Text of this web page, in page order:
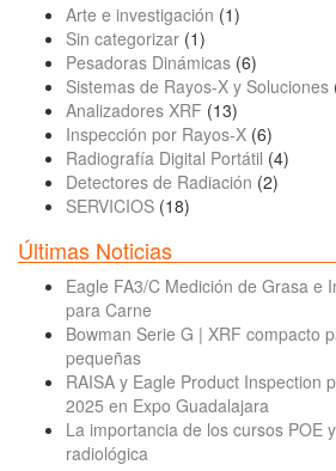
Arte e investigación (1)
Sin categorizar (1)
Pesadoras Dinámicas (6)
Sistemas de Rayos-X y Soluciones
Analizadores XRF (13)
Inspección por Rayos-X (6)
Radiografía Digital Portátil (4)
Detectores de Radiación (2)
SERVICIOS (18)
Últimas Noticias
Eagle FA3/C Medición de Grasa e
para Carne
Bowman Serie G | XRF compacto
pequeñas
RAISA y Eagle Product Inspection
2025 en Expo Guadalajara
La importancia de los cursos POE
radiológica